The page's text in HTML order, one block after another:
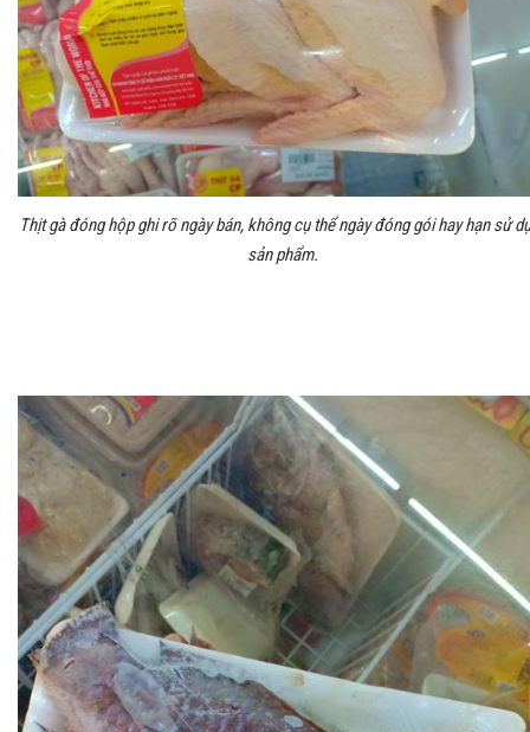
Thịt gà đóng hộp ghi rõ ngày bán, không cụ thể ngày đóng gói hay hạn sử
sản phẩm.